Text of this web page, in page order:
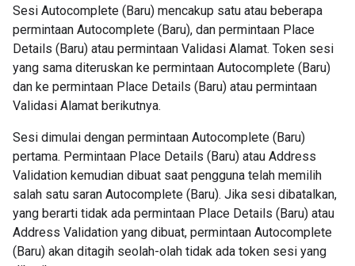
Sesi Autocomplete (Baru) mencakup satu atau beberapa
permintaan Autocomplete (Baru), dan permintaan Place
Details (Baru) atau permintaan Validasi Alamat. Token sesi
yang sama diteruskan ke permintaan Autocomplete (Baru)
dan ke permintaan Place Details (Baru) atau permintaan
Validasi Alamat berikutnya.
Sesi dimulai dengan permintaan Autocomplete (Baru)
pertama. Permintaan Place Details (Baru) atau Address
Validation kemudian dibuat saat pengguna telah memilih
salah satu saran Autocomplete (Baru). Jika sesi dibatalkan,
yang berarti tidak ada permintaan Place Details (Baru) atau
Address Validation yang dibuat, permintaan Autocomplete
(Baru) akan ditagih seolah-olah tidak ada token sesi yang